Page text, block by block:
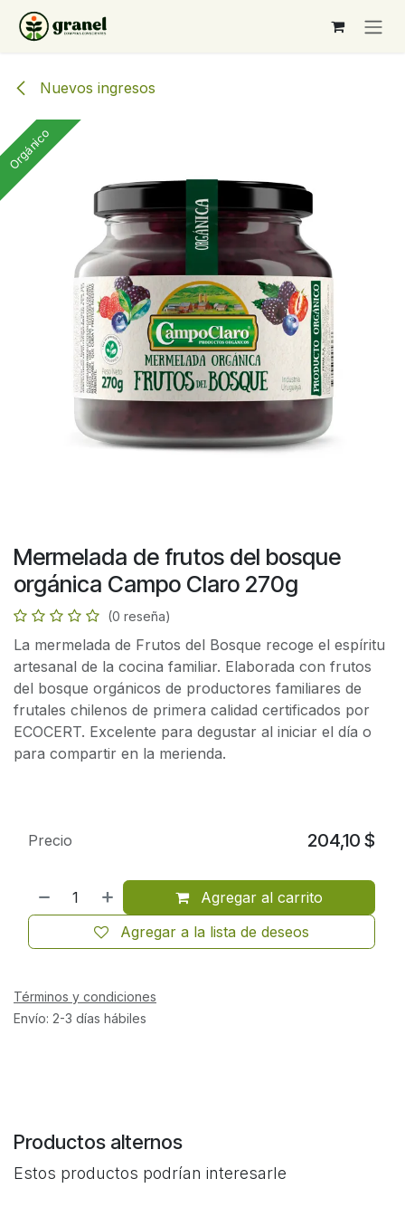
Ir al contenido
Nuevos ingresos
Orgánico
Mermelada de frutos del bosque
orgánica Campo Claro 270g
(0 reseña)
La mermelada de Frutos del Bosque recoge el espíritu
artesanal de la cocina familiar. Elaborada con frutos
del bosque orgánicos de productores familiares de
frutales chilenos de primera calidad certificados por
ECOCERT. Excelente para degustar al iniciar el día o
para compartir en la merienda.
Agregar al carrito
Agregar a la lista de deseos
Precio 204,10 $
Términos y condiciones
Envío: 2-3 días hábiles
Productos alternos
Estos productos podrían interesarle